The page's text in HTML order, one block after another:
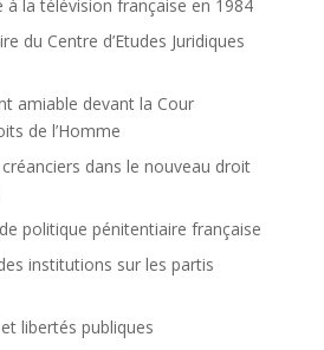
à la télévision française en 1984
du Centre d’Etudes Juridiques
amiable devant la Cour
de l’Homme
créanciers dans le nouveau droit
politique pénitentiaire française
institutions sur les partis
libertés publiques